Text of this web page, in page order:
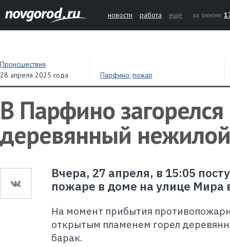
новости работа ещё за окном:
Происшествия
28 апреля 2025 года
Парфино, пожар
В Парфино загорелся
деревянный
Вчера, 27 апреля, в 15:05
пожаре в доме на улице Мира
На момент прибытия
открытым пламенем горел
барак.